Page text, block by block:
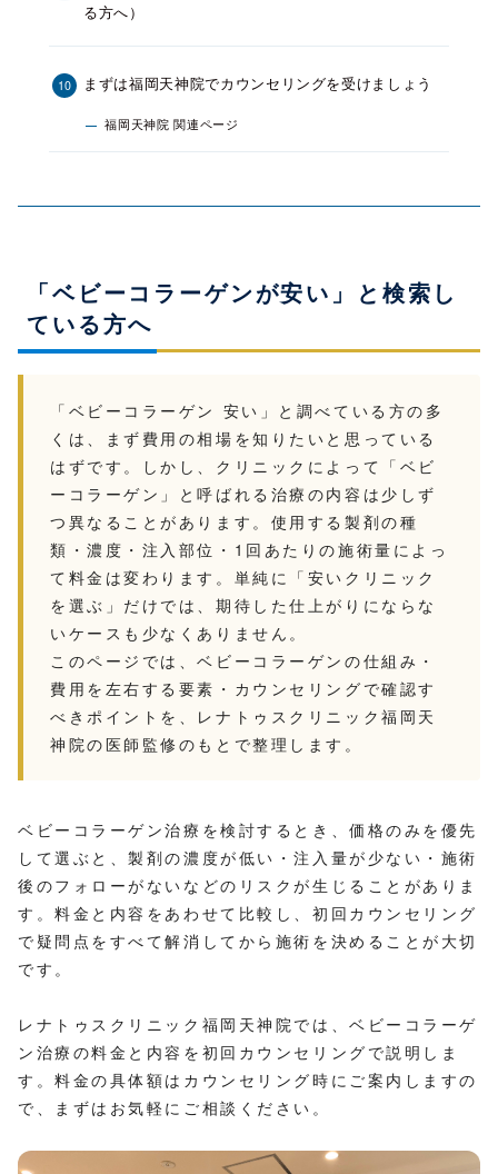
る方へ）
まずは福岡天神院でカウンセリングを受けましょう
福岡天神院 関連ページ
「ベビーコラーゲンが安い」と検索し
ている方へ
「ベビーコラーゲン 安い」と調べている方の多
くは、まず費用の相場を知りたいと思っている
はずです。しかし、クリニックによって「ベビ
ーコラーゲン」と呼ばれる治療の内容は少しず
つ異なることがあります。使用する製剤の種
類・濃度・注入部位・1回あたりの施術量によっ
て料金は変わります。単純に「安いクリニック
を選ぶ」だけでは、期待した仕上がりにならな
いケースも少なくありません。
このページでは、ベビーコラーゲンの仕組み・
費用を左右する要素・カウンセリングで確認す
べきポイントを、レナトゥスクリニック福岡天
神院の医師監修のもとで整理します。
ベビーコラーゲン治療を検討するとき、価格のみを優先
して選ぶと、製剤の濃度が低い・注入量が少ない・施術
後のフォローがないなどのリスクが生じることがありま
す。料金と内容をあわせて比較し、初回カウンセリング
で疑問点をすべて解消してから施術を決めることが大切
です。
レナトゥスクリニック福岡天神院では、ベビーコラーゲ
ン治療の料金と内容を初回カウンセリングで説明しま
す。料金の具体額はカウンセリング時にご案内しますの
で、まずはお気軽にご相談ください。